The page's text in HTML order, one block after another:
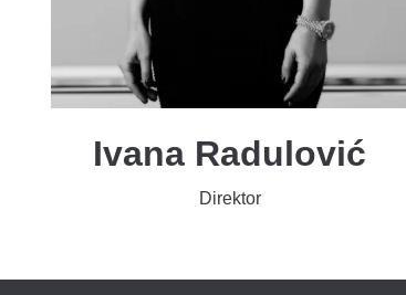
Ivana Radulović
Direktor